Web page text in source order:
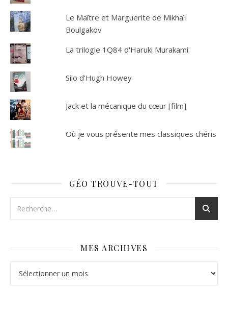
Le Maître et Marguerite de Mikhaïl
Boulgakov
La trilogie 1Q84 d'Haruki Murakami
Silo d'Hugh Howey
Jack et la mécanique du cœur [film]
Où je vous présente mes classiques chéris
GÉO TROUVE-TOUT
MES ARCHIVES